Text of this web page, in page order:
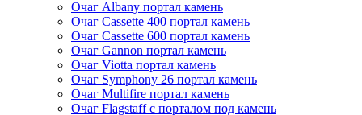
Очаг Albany портал камень
Очаг Cassette 400 портал камень
Очаг Cassette 600 портал камень
Очаг Gannon портал камень
Очаг Viotta портал камень
Очаг Symphony 26 портал камень
Очаг Multifire портал камень
Очаг Flagstaff с порталом под камень